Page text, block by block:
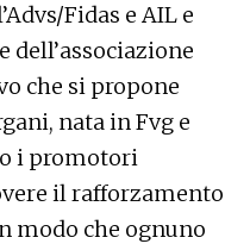
Fidas e AIL e
dell’associazione
che si propone
nata in Fvg e
i promotori
il rafforzamento
modo che ognuno